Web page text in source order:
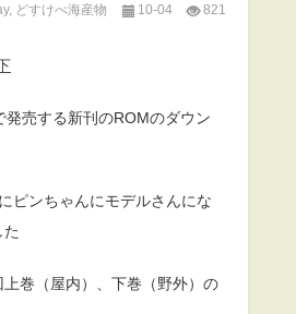
, どすけべ海産物 10-04
821
発売する新刊のROMのダウン
ピンちゃんにモデルさんにな
巻（屋内）、下巻（野外）の